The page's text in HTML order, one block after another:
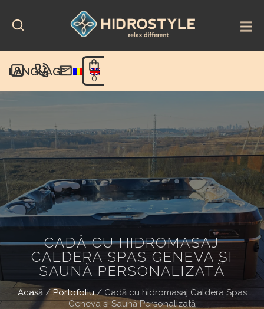
content
LANGUAGE
0
CADĂ CU HIDROMASAJ
CALDERA SPAS GENEVA ŞI
SAUNĂ PERSONALIZATĂ
Acasă/Portofoliu/ Cadă cu hidromasaj Caldera Spas
Geneva şi Saună Personalizată